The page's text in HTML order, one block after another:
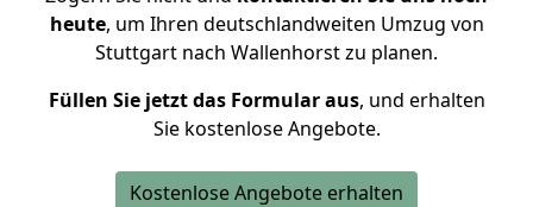
heute, um Ihren deutschlandweiten Umzug von
Stuttgart nach Wallenhorst zu planen.
Füllen Sie jetzt das Formular aus, und erhalten
Sie kostenlose Angebote.
Kostenlose Angebote erhalten